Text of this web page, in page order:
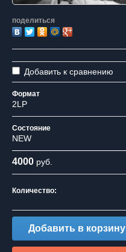
поделиться
Добавить к сравнению
Формат
2LP
Состояние
NEW
4000 руб.
Количество:
Добавить в корзину